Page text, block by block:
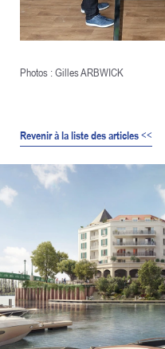
Photos : Gilles ARBWICK
Revenir à la liste des articles<<